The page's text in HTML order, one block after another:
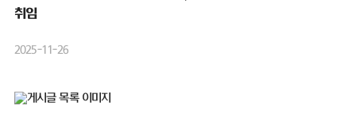
취임
2025-11-26